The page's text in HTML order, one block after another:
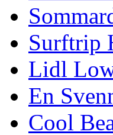
Surftrip
Lidl
En
Cool